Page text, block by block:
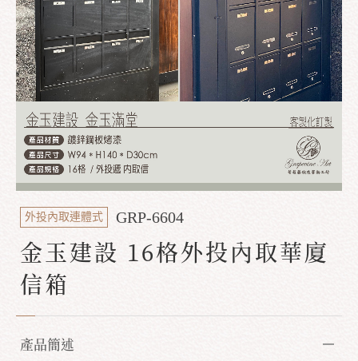
外投內取連體式 GRP-6604
金玉建設 16格外投內取華廈
信箱
產品簡述